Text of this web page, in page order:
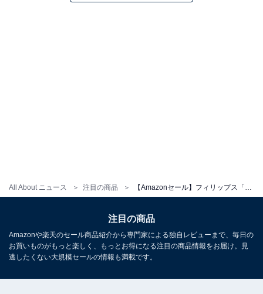
All About ニュース 注目の商品
シェーバー 髭剃り 72枚刃・360-Dフレックスヘッド・パ
S9697/31【2022年モデル】
Amazonで見る
フィリップス「HX3671/23」
注目の商品
Amazonや楽天のセール商品紹介から専門家による独自レビューまで、毎日の
お買いものがもっと楽しく、もっとお得になる注目の商品情報をお届け。見
逃したくない大規模セールの情報も満載です。